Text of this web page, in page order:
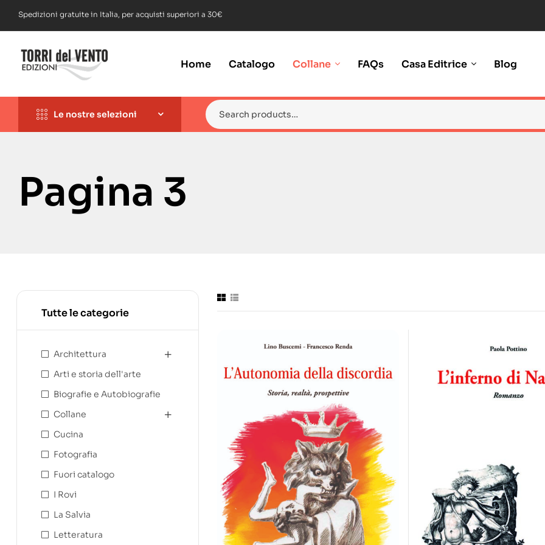
Spedizioni gratuite in Italia, per acquisti superiori a 30€
Home Catalogo Collane FAQs Casa Editrice Blog
Le nostre selezioni
Pagina 3
Tutte le categorie
Architettura
Arti e storia dell'arte
Biografie e Autobiografie
Collane
Cucina
Fotografia
Fuori catalogo
I Rovi
La Salvia
Letteratura